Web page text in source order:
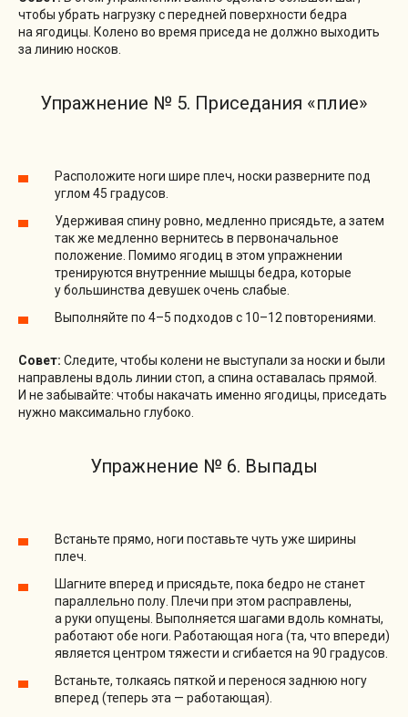
чтобы убрать нагрузку с передней поверхности бедра
на ягодицы. Колено во время приседа не должно выходить
за линию носков.
Упражнение № 5. Приседания «плие»
Расположите ноги шире плеч, носки разверните под
углом 45 градусов.
Удерживая спину ровно, медленно присядьте, а затем
так же медленно вернитесь в первоначальное
положение. Помимо ягодиц в этом упражнении
тренируются внутренние мышцы бедра, которые
у большинства девушек очень слабые.
Выполняйте по 4–5 подходов с 10–12 повторениями.
Совет: Следите, чтобы колени не выступали за носки и были
направлены вдоль линии стоп, а спина оставалась прямой.
И не забывайте: чтобы накачать именно ягодицы, приседать
нужно максимально глубоко.
Упражнение № 6. Выпады
Встаньте прямо, ноги поставьте чуть уже ширины
плеч.
Шагните вперед и присядьте, пока бедро не станет
параллельно полу. Плечи при этом расправлены,
а руки опущены. Выполняется шагами вдоль комнаты,
работают обе ноги. Работающая нога (та, что впереди)
является центром тяжести и сгибается на 90 градусов.
Встаньте, толкаясь пяткой и перенося заднюю ногу
вперед (теперь эта — работающая).